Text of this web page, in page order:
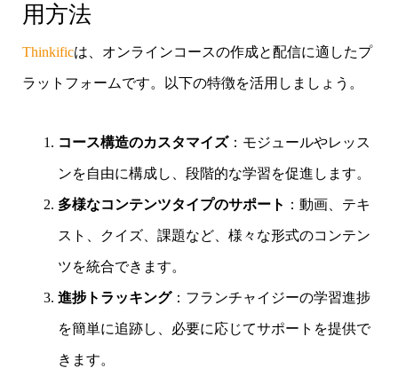
用方法
Thinkificは、オンラインコースの作成と配信に適したプ
ラットフォームです。以下の特徴を活用しましょう。
コース構造のカスタマイズ：モジュールやレッス
ンを自由に構成し、段階的な学習を促進します。
多様なコンテンツタイプのサポート ：動画、テキ
スト、クイズ、課題など、様々な形式のコンテン
ツを統合できます。
進捗トラッキング：フランチャイジーの学習進捗
を簡単に追跡し、必要に応じてサポートを提供で
きます。